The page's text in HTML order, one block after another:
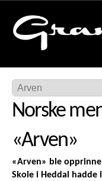
Norske
«Arven»
«Arven» ble
Skole i Heddal hadde